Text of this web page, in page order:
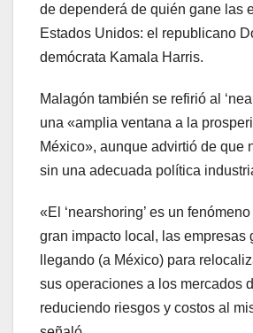
de dependerá de quién gane las
Estados Unidos: el republicano
demócrata Kamala Harris.
Malagón también se refirió al
una «amplia ventana a la
México», aunque advirtió de que
sin una adecuada política
«El ‘nearshoring’ es un
gran impacto local, las empresas
llegando (a México) para
sus operaciones a los mercados
reduciendo riesgos y costos al